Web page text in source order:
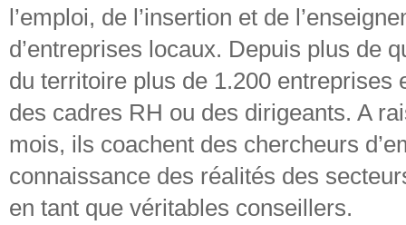
l’emploi, de l’insertion et de
d’entreprises locaux. Depuis plus de
du territoire plus de 1.200
des cadres RH ou des dirigeants. A
mois, ils coachent des chercheurs
connaissance des réalités des
en tant que véritables conseillers.